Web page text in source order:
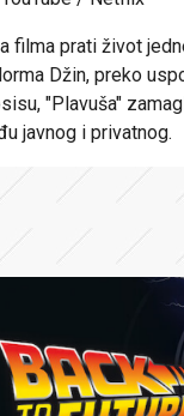
filma prati život
Džin, preko
"Plavuša"
javnog i privatnog.